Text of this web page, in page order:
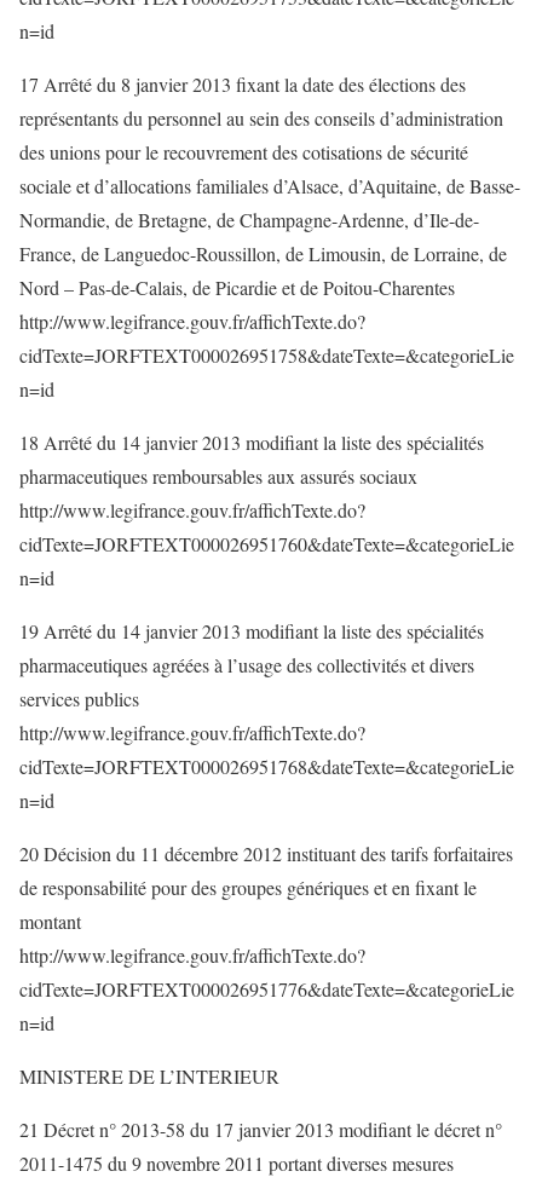
n=id
17 Arrêté du 8 janvier 2013 fixant la date des élections des
représentants du personnel au sein des conseils d’administration
des unions pour le recouvrement des cotisations de sécurité
sociale et d’allocations familiales d’Alsace, d’Aquitaine, de Basse-
Normandie, de Bretagne, de Champagne-Ardenne, d’Ile-de-
France, de Languedoc-Roussillon, de Limousin, de Lorraine, de
Nord – Pas-de-Calais, de Picardie et de Poitou-Charentes
http://www.legifrance.gouv.fr/affichTexte.do?
cidTexte=JORFTEXT000026951758&dateTexte=&categorieLie
n=id
18 Arrêté du 14 janvier 2013 modifiant la liste des spécialités
pharmaceutiques remboursables aux assurés sociaux
http://www.legifrance.gouv.fr/affichTexte.do?
cidTexte=JORFTEXT000026951760&dateTexte=&categorieLie
n=id
19 Arrêté du 14 janvier 2013 modifiant la liste des spécialités
pharmaceutiques agréées à l’usage des collectivités et divers
services publics
http://www.legifrance.gouv.fr/affichTexte.do?
cidTexte=JORFTEXT000026951768&dateTexte=&categorieLie
n=id
20 Décision du 11 décembre 2012 instituant des tarifs forfaitaires
de responsabilité pour des groupes génériques et en fixant le
montant
http://www.legifrance.gouv.fr/affichTexte.do?
cidTexte=JORFTEXT000026951776&dateTexte=&categorieLie
n=id
MINISTERE DE L’INTERIEUR
21 Décret n° 2013-58 du 17 janvier 2013 modifiant le décret n°
2011-1475 du 9 novembre 2011 portant diverses mesures